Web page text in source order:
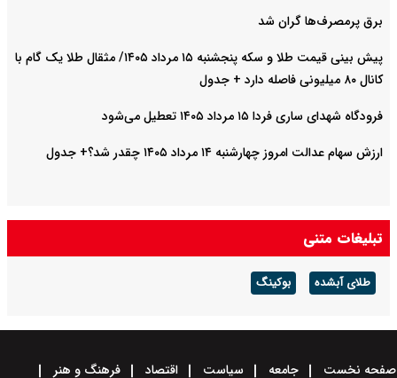
برق پرمصرف‌ها گران شد
پیش‌ بینی قیمت طلا و سکه پنجشنبه ۱۵ مرداد ۱۴۰۵/ مثقال طلا یک گام با
کانال ۸۰ میلیونی فاصله دارد + جدول
فرودگاه شهدای ساری فردا ۱۵ مرداد ۱۴۰۵ تعطیل می‌شود
ارزش سهام عدالت امروز چهارشنبه ۱۴ مرداد ۱۴۰۵ چقدر شد؟+ جدول
تبلیغات متنی
طلای آبشده بوکینگ
صفحه نخست جامعه سیاست اقتصاد فرهنگ و هنر